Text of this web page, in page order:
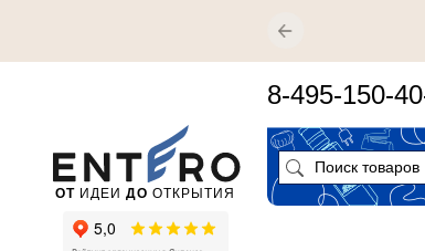
ОТ ИДЕИ ДО ОТКРЫТИЯ
8-495-150-